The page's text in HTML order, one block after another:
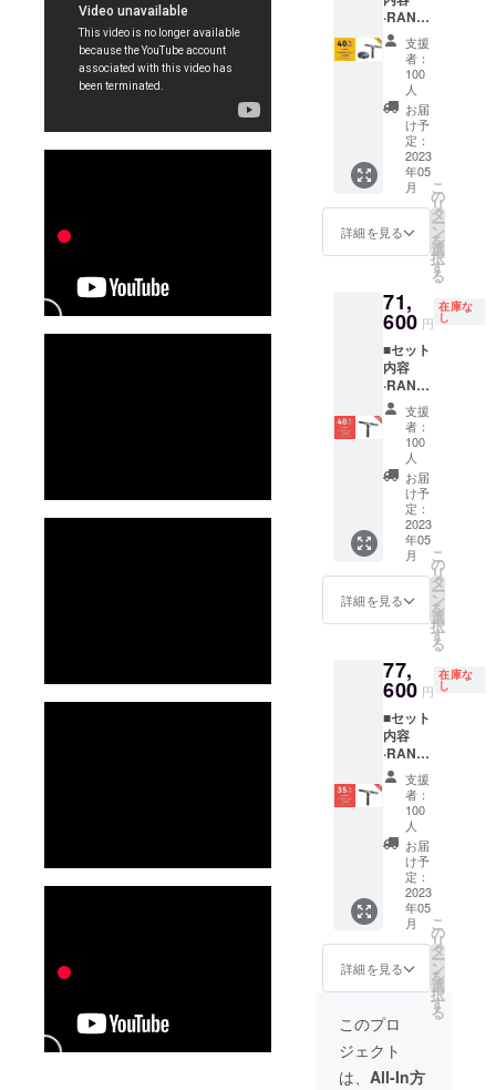
カーx1 ·
粘着
タック
x1 ·吸光
シート
x1
-B to
Type-
A）x1 ·
検査証
明書x1 ·
バッテ
リーハ
ンドル
x1 ·三脚
スタン
ドx1 ·2-
in-1
USB
カーx1 ·
粘着
x1 ·吸光
シート
x1
·RANG
E 3Dス
キャ
ナーx1 ·
大型
ターン
テーブ
ルx1 ■
付属品 ·
スマー
トフォ
ンホル
ダーx1 ·
キット
x1
アダプ
ターx1
·USB
ケーブ
（Micro
-B to
Type-
A）x1 ·
検査証
明書x1 ·
バッテ
リーハ
x1 ·三脚
スタン
ドx1 ·2-
USB
ケーブ
ルx1 ·
マー
カーx1 ·
粘着
タック
x1 ·吸光
シート
x1
支援
者：
100
人
お届
け予
定：
2023
年05
月
詳細を見る
こ
の
リ
タ
ー
ン
を
選
択
す
る
71,
600 円
在庫な
し
■セット
内容
·RANG
E 3Dス
キャ
ナーx1
■付属品
·スマー
トフォ
ンホル
ダーx1 ·
クイッ
クリ
リース
キット
·Type-C
ターx1
·USB
ル
（Micro
-B to
Type-
A）x1 ·
検査証
明書x1 ·
バッテ
リーハ
ンドル
x1 ·三脚
スタン
ドx1 ·2-
USB
ケーブ
マー
カーx1 ·
粘着
タック
支援
者：
100
人
お届
け予
定：
2023
年05
月
詳細を見る
こ
の
リ
タ
ー
ン
を
選
択
す
る
77,
600 円
在庫な
し
■セット
内容
·RANG
E 3Dス
キャ
ナーx1
■付属品
·スマー
トフォ
ンホル
ダーx1 ·
クイッ
クリ
リース
キット
·Type-C
アダプ
·USB
ケーブ
支援
者：
100
人
お届
け予
定：
2023
年05
月
詳細を見る
こ
の
リ
タ
ー
ン
を
選
択
す
る
このプロ
ジェクト
は、 All-In方